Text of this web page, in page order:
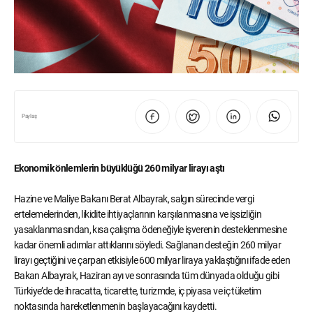
Paylaş
Ekonomik önlemlerin büyüklüğü 260 milyar lirayı aştı
Hazine ve Maliye Bakanı Berat Albayrak, salgın sürecinde vergi
ertelemelerinden, likidite ihtiyaçlarının karşılanmasına ve işsizliğin
yasaklanmasından, kısa çalışma ödeneğiyle işverenin desteklenmesine
kadar önemli adımlar attıklarını söyledi. Sağlanan desteğin 260 milyar
lirayı geçtiğini ve çarpan etkisiyle 600 milyar liraya yaklaştığını ifade eden
Bakan Albayrak, Haziran ayı ve sonrasında tüm dünyada olduğu gibi
Türkiye’de de ihracatta, ticarette, turizmde, iç piyasa ve iç tüketim
noktasında hareketlenmenin başlayacağını kaydetti.